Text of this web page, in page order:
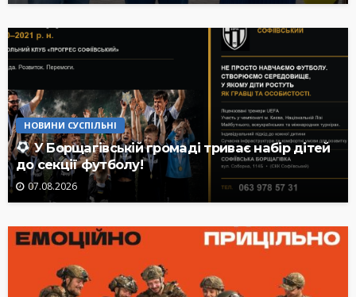
НОВИНИ СУСПІЛЬНІ
У Борщагівській громаді триває набір дітей
до секції футболу!
07.08.2026